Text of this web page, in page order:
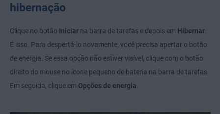
hibernação
Clique no botão Iniciar na barra de tarefas e depois em Hibernar
É isso. Para despertá-lo novamente, você precisa apertar o botão
de energia. Se essa opção não estiver visível, clique com o botão
direito do mouse no ícone pequeno de bateria na barra de tarefas.
Em seguida, clique em Opções de energia